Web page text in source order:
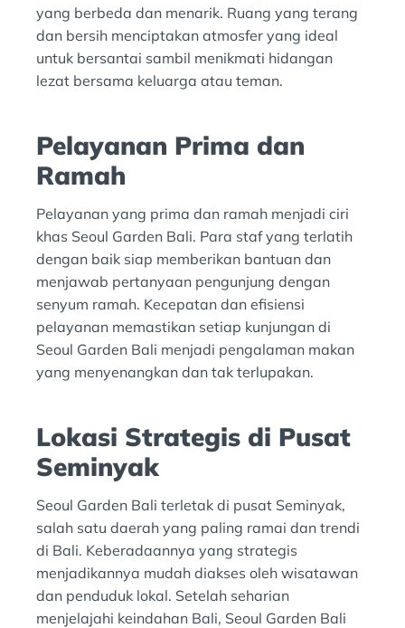
yang berbeda dan menarik. Ruang yang terang
dan bersih menciptakan atmosfer yang ideal
untuk bersantai sambil menikmati hidangan
lezat bersama keluarga atau teman.
Pelayanan Prima dan
Ramah
Pelayanan yang prima dan ramah menjadi ciri
khas Seoul Garden Bali. Para staf yang terlatih
dengan baik siap memberikan bantuan dan
menjawab pertanyaan pengunjung dengan
senyum ramah. Kecepatan dan efisiensi
pelayanan memastikan setiap kunjungan di
Seoul Garden Bali menjadi pengalaman makan
yang menyenangkan dan tak terlupakan.
Lokasi Strategis di Pusat
Seminyak
Seoul Garden Bali terletak di pusat Seminyak,
salah satu daerah yang paling ramai dan trendi
di Bali. Keberadaannya yang strategis
menjadikannya mudah diakses oleh wisatawan
dan penduduk lokal. Setelah seharian
menjelajahi keindahan Bali, Seoul Garden Bali